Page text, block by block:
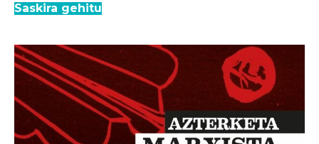
Saskira gehitu